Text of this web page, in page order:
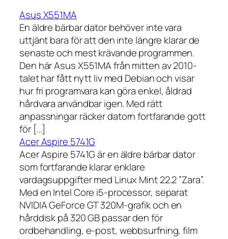
Asus X551MA
En äldre bärbar dator behöver inte vara
uttjänt bara för att den inte längre klarar de
senaste och mest krävande programmen.
Den här Asus X551MA från mitten av 2010-
talet har fått nytt liv med Debian och visar
hur fri programvara kan göra enkel, åldrad
hårdvara användbar igen. Med rätt
anpassningar räcker datorn fortfarande gott
för […]
Acer Aspire 5741G
Acer Aspire 5741G är en äldre bärbar dator
som fortfarande klarar enklare
vardagsuppgifter med Linux Mint 22.2 ”Zara”.
Med en Intel Core i5-processor, separat
NVIDIA GeForce GT 320M-grafik och en
hårddisk på 320 GB passar den för
ordbehandling, e-post, webbsurfning, film